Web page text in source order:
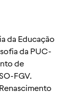
da Educação
da PUC-
de
FGV.